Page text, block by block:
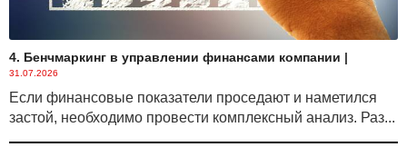
4. Бенчмаркинг в управлении финансами компании |
31.07.2026
Если финансовые показатели проседают и наметился
застой, необходимо провести комплексный анализ. Раз...